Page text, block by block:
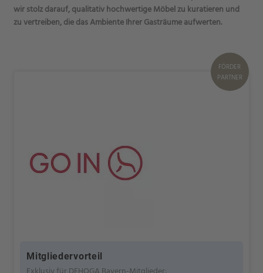
FÖRDER
PARTNER
Mitgliedervorteil
wir stolz darauf, qualitativ hochwertige Möbel zu kuratieren und
zu vertreiben, die das Ambiente Ihrer Gasträume aufwerten.